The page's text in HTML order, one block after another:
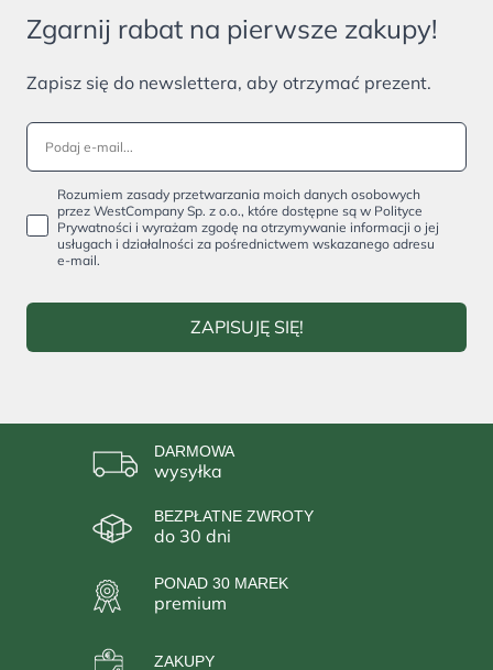
Zgarnij rabat na pierwsze zakupy!
Zapisz się do newslettera, aby otrzymać prezent.
Rozumiem zasady przetwarzania moich danych osobowych
przez WestCompany Sp. z o.o., które dostępne są w Polityce
Prywatności i wyrażam zgodę na otrzymywanie informacji o jej
usługach i działalności za pośrednictwem wskazanego adresu
e-mail.
ZAPISUJĘ SIĘ!
DARMOWA
wysyłka
BEZPŁATNE ZWROTY
do 30 dni
PONAD 30 MAREK
premium
ZAKUPY